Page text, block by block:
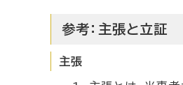
参考：主張と立証
主張